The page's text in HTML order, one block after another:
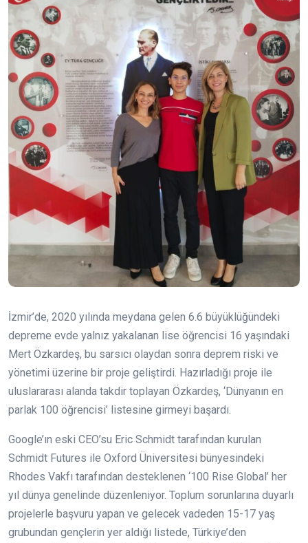
İzmir’de, 2020 yılında meydana gelen 6.6 büyüklüğündeki
depreme evde yalnız yakalanan lise öğrencisi 16 yaşındaki
Mert Özkardeş, bu sarsıcı olaydan sonra deprem riski ve
yönetimi üzerine bir proje geliştirdi. Hazırladığı proje ile
uluslararası alanda takdir toplayan Özkardeş, ‘Dünyanın en
parlak 100 öğrencisi’ listesine girmeyi başardı.
Google’ın eski CEO’su Eric Schmidt tarafından kurulan
Schmidt Futures ile Oxford Üniversitesi bünyesindeki
Rhodes Vakfı tarafından desteklenen ‘100 Rise Global’ her
yıl dünya genelinde düzenleniyor. Toplum sorunlarına duyarlı
projelerle başvuru yapan ve gelecek vadeden 15-17 yaş
grubundan gençlerin yer aldığı listede, Türkiye’den